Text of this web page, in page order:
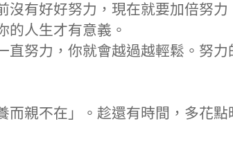
沒有好好努力，現在就要加倍努
的人生才有意義。
直努力，你就會越過越輕鬆。努
而親不在」。趁還有時間，多花